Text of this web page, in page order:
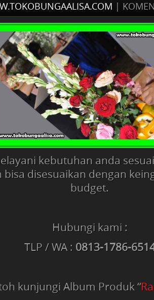
kebutuhan anda
bisa disesuaikan dengan
budget.
Hubungi kami :
TLP / WA : 0813-1786-
kunjungi Album Produk “